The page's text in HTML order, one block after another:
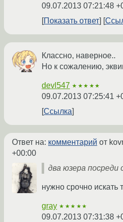
09.07.2013 07:21:48
Показать ответ
Классно, наверное..
Но к сожалению,
devl547 ★★★★★
09.07.2013 07:25:41
Ссылка
Ответ на: комментарий от
+00:00
два юзера посреди
нужно срочно искать
gray ★★★★★
09.07.2013 07:31:38